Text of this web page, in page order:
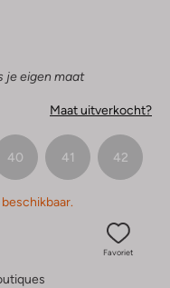
je eigen maat
Maat uitverkocht?
40 41 42
Favoriet